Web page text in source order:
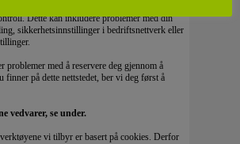
Dette kan inkludere problemer med din
sikkerhetsinnstillinger i bedriftsnettverk eller
problemer med å reservere deg gjennom å
finner på dette nettstedet, ber vi deg først å
vedvarer, se under.
vi tilbyr er basert på cookies. Derfor